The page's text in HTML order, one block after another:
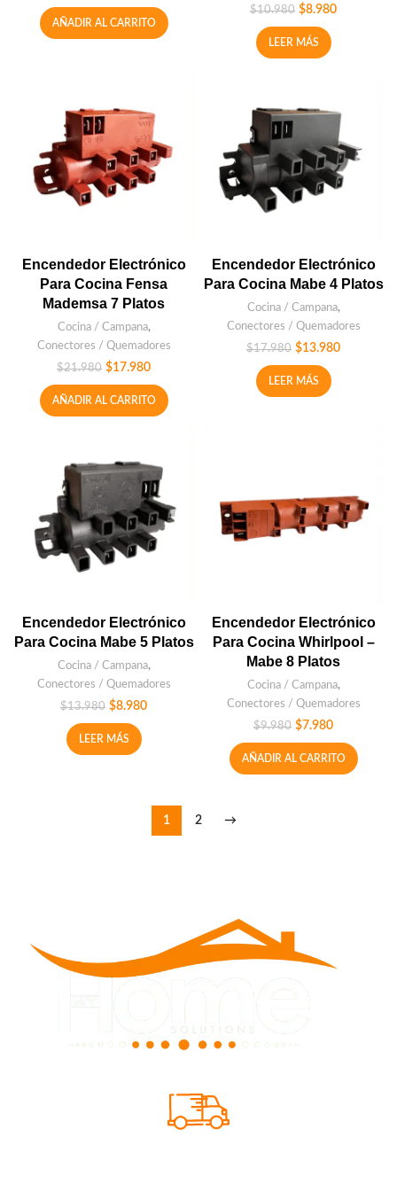
AÑADIR AL CARRITO
$10.980 $8.980
LEER MÁS
Encendedor Electrónico
Para Cocina Fensa
Mademsa 7 Platos
Cocina / Campana,
Conectores / Quemadores
$21.980 $17.980
AÑADIR AL CARRITO
Encendedor Electrónico
Para Cocina Mabe 4 Platos
Cocina / Campana,
Conectores / Quemadores
$17.980 $13.980
LEER MÁS
Encendedor Electrónico
Para Cocina Mabe 5 Platos
Cocina / Campana,
Conectores / Quemadores
$13.980 $8.980
LEER MÁS
Encendedor Electrónico
Para Cocina Whirlpool –
Mabe 8 Platos
Cocina / Campana,
Conectores / Quemadores
$9.980 $7.980
AÑADIR AL CARRITO
1 2 →